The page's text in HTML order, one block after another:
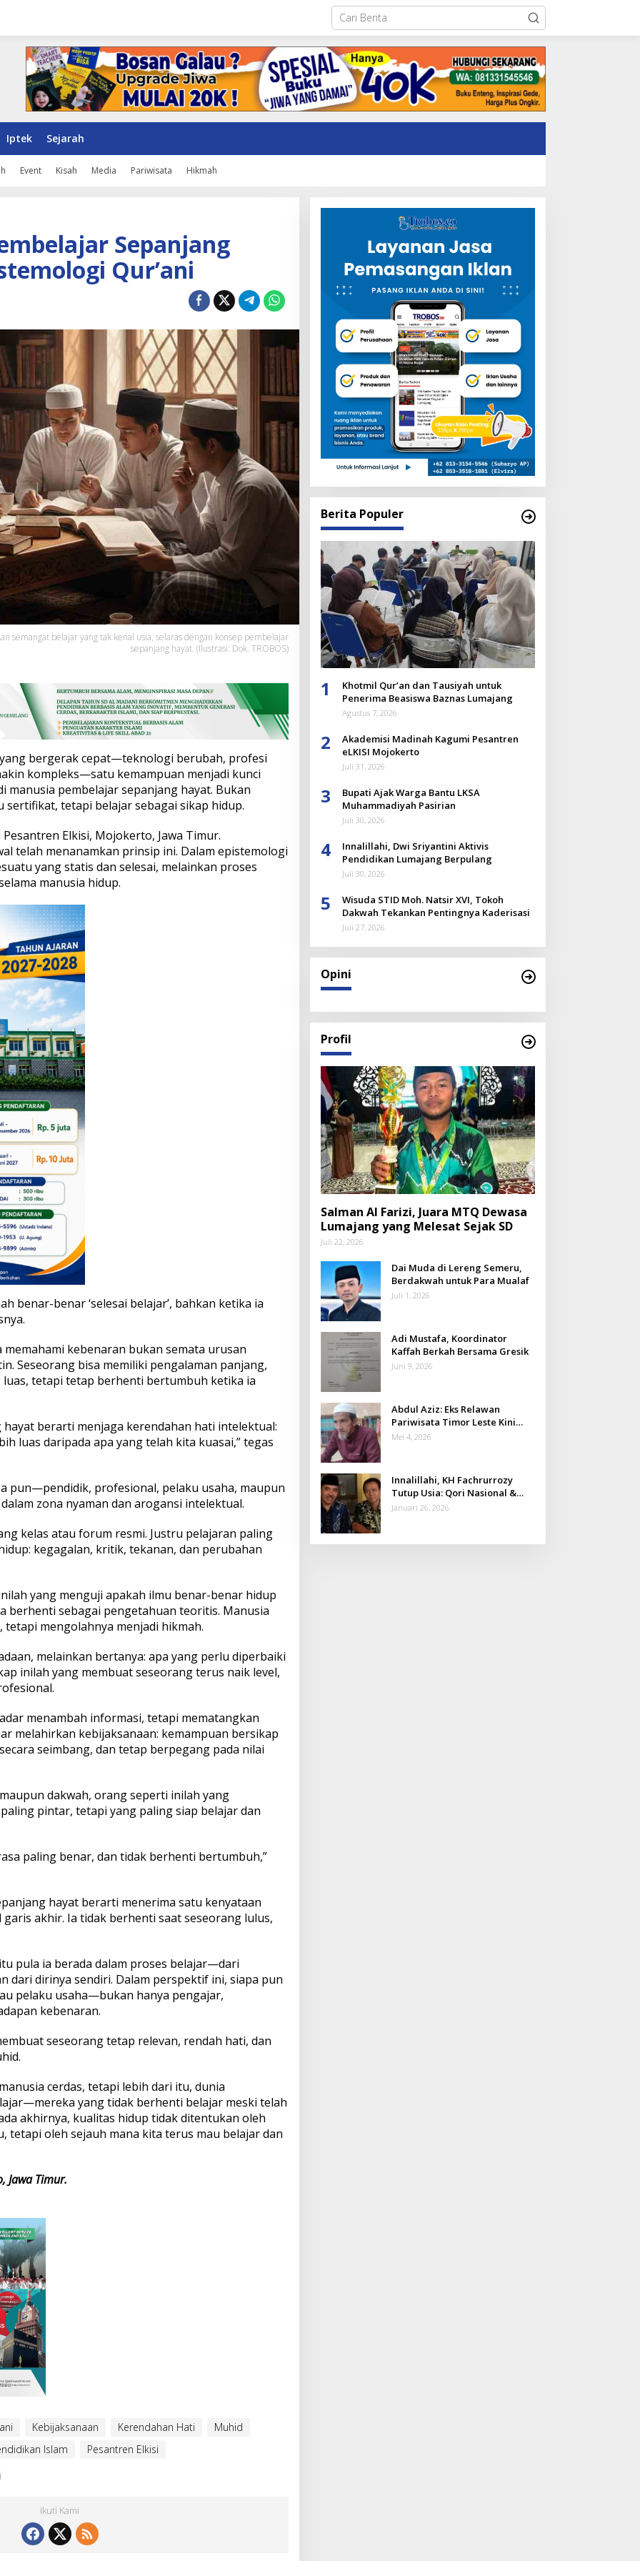
Iptek Sejarah
Event Kisah Media Pariwisata Hikmah
Sepanjang
Qur’ani
semangat belajar yang tak kenal usia, selaras dengan konsep pembelajar
sepanjang hayat. (Ilustrasi: Dok. TROBOS)
bergerak cepat—teknologi berubah, profesi
kompleks—satu kemampuan menjadi kunci
pembelajar sepanjang hayat. Bukan
sertifikat, tetapi belajar sebagai sikap hidup.
Elkisi, Mojokerto, Jawa Timur.
telah menanamkan prinsip ini. Dalam epistemologi
yang statis dan selesai, melainkan proses
manusia hidup.
benar-benar ‘selesai belajar’, bahkan ketika ia
memahami kebenaran bukan semata urusan
Seseorang bisa memiliki pengalaman panjang,
tetapi tetap berhenti bertumbuh ketika ia
hayat berarti menjaga kerendahan hati intelektual:
luas daripada apa yang telah kita kuasai,” tegas
pun—pendidik, profesional, pelaku usaha, maupun
zona nyaman dan arogansi intelektual.
kelas atau forum resmi. Justru pelajaran paling
kegagalan, kritik, tekanan, dan perubahan
yang menguji apakah ilmu benar-benar hidup
berhenti sebagai pengetahuan teoritis. Manusia
mengolahnya menjadi hikmah.
melainkan bertanya: apa yang perlu diperbaiki
inilah yang membuat seseorang terus naik level,
menambah informasi, tetapi mematangkan
melahirkan kebijaksanaan: kemampuan bersikap
seimbang, dan tetap berpegang pada nilai
dakwah, orang seperti inilah yang
pintar, tetapi yang paling siap belajar dan
paling benar, dan tidak berhenti bertumbuh,”
hayat berarti menerima satu kenyataan
akhir. Ia tidak berhenti saat seseorang lulus,
pula ia berada dalam proses belajar—dari
dari dirinya sendiri. Dalam perspektif ini, siapa pun
pelaku usaha—bukan hanya pengajar,
kebenaran.
seseorang tetap relevan, rendah hati, dan
cerdas, tetapi lebih dari itu, dunia
yang tidak berhenti belajar meski telah
akhirnya, kualitas hidup tidak ditentukan oleh
tetapi oleh sejauh mana kita terus mau belajar dan
Jawa Timur.
Kebijaksanaan Kerendahan Hati
Muhid
Islam
Pesantren Elkisi
Ikuti Kami
Berita Populer
1
Khotmil Qur’an dan Tausiyah untuk
Penerima Beasiswa Baznas Lumajang
Agustus 7, 2026
2
Akademisi Madinah Kagumi Pesantren
eLKISI Mojokerto
Juli 31, 2026
3
Bupati Ajak Warga Bantu LKSA
Muhammadiyah Pasirian
Juli 30, 2026
4
Innalillahi, Dwi Sriyantini Aktivis
Pendidikan Lumajang Berpulang
Juli 30, 2026
5
Wisuda STID Moh. Natsir XVI, Tokoh
Dakwah Tekankan Pentingnya Kaderisasi
Juli 27, 2026
Opini
Profil
Salman Al Farizi, Juara MTQ Dewasa
Lumajang yang Melesat Sejak SD
Juli 22, 2026
Dai Muda di Lereng Semeru,
Berdakwah untuk Para Mualaf
Juli 1, 2026
Adi Mustafa, Koordinator
Kaffah Berkah Bersama Gresik
Juni 9, 2026
Abdul Aziz: Eks Relawan
Pariwisata Timor Leste Kini
Takmir Kalisat
Mei 4, 2026
Innalillahi, KH Fachrurrozy
Tutup Usia: Qori Nasional &
Mantan Kadis Kemenag yang
Januari 26, 2026